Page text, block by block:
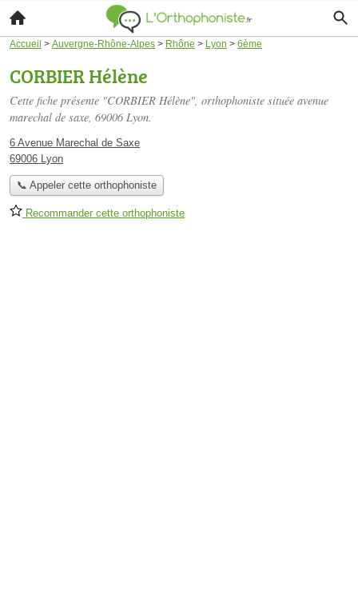
Accueil > Auvergne-Rhône-Alpes > Rhône > Lyon > 6ème
CORBIER Hélène
Cette fiche présente "CORBIER Hélène", orthophoniste située avenue
marechal de saxe, 69006 Lyon.
6 Avenue Marechal de Saxe
69006 Lyon
📞 Appeler cette orthophoniste
Recommander cette orthophoniste